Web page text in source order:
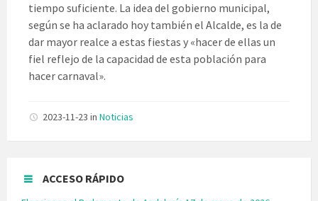
tiempo suficiente. La idea del gobierno municipal,
según se ha aclarado hoy también el Alcalde, es la de
dar mayor realce a estas fiestas y «hacer de ellas un
fiel reflejo de la capacidad de esta población para
hacer carnaval».
2023-11-23 in Noticias
ACCESO RÁPIDO